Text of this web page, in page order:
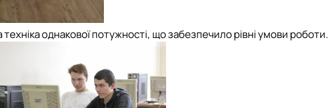
однакової потужності, що забезпечило рівні умови роботи.